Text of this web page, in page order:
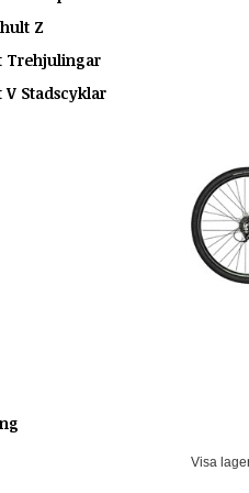
Z
Trehjulingar
V Stadscyklar
Visa